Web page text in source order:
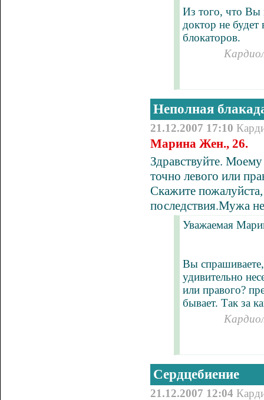
Из того, что Вы
доктор не
блокаторов.
Неполная
21.12.2007 17:10
Марина Жен., 26.
Здравствуйте.
точно левого или
Скажите пожалуйста,
последствия.Мужа
Уважаемая
Вы
удивительно
или правого?
бывает. Так за
Сердцебиение
21.12.2007 12:04